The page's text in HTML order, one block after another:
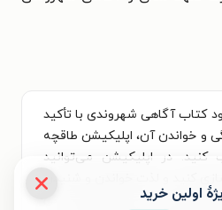
کتاب آگاهی شهروندی با تأکید
و خواندن آن، اپلیکیشن طاقچه
در اپلیکیشن می‌توانید
کنید و لذت خواندن و شنیدن
تجربه کنید. علاوه‌بر دسترسی